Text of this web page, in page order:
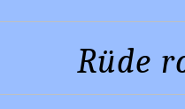
Rüde